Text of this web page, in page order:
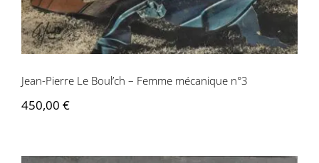
Jean-Pierre Le Boul’ch – Femme mécanique n°3
450,00 €